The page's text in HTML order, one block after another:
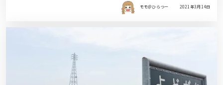
モモ＠ひらつー 2021年3月14日